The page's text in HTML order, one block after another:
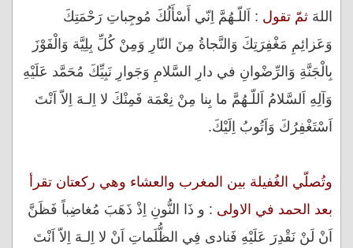
اللهَ ثمّ تقول : اَللّـهُمَّ اِنّي أَسْأَلُكَ مُوجِباتِ رَحْمَتِكَ
وَعَزائِمِ مَغْفِرَتِكَ وَالنَّجاةُ مِنَ النّارِ وَمِنْ كُلِّ بِلِيَّة وَالْفَوْزَ
بِالْجَنَّةِ وَالرِّضْوانِ في دارِ السَّلامِ وَجَوارِ نَبِيِّكَ مُحَمَّد عَلَيْهِ
وَآلِهِ اَلسَّلامُ اَللّـهُمَّ ما بِنا مِنْ نِعْمَة فَمِنْكَ لا اِلـهَ اِلاّ اَنْتَ
اَسْتَغْفِرُكَ وَاَتُوبُ اِلَيْكَ.
وتُصلّي الغُفيلة بين المغرب والعشاء وهي ركعتان تقرأ
بعد الحمد في الاولى : و ذَا النُّونِ اِذْ ذَهَبَ مُغاضِباً فَظَنَّ
اَنْ لَنْ نَقْدِرَ عَلَيْهِ فَنادى فِي الظُّلَماتِ اَنْ لا اِلـهَ اِلاّ اَنْتَ